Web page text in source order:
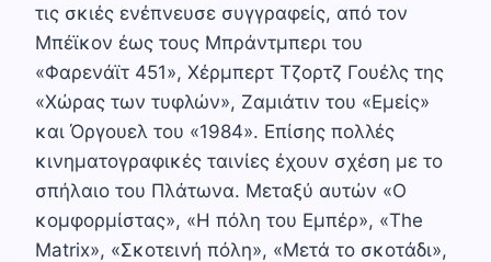
τις σκιές ενέπνευσε συγγραφείς, από τον
Μπέϊκον έως τους Μπράντμπερι του
«Φαρενάϊτ 451», Χέρμπερτ Τζορτζ Γουέλς της
«Χώρας των τυφλών», Ζαμιάτιν του «Εμείς»
και Όργουελ του «1984». Επίσης πολλές
κινηματογραφικές ταινίες έχουν σχέση με το
σπήλαιο του Πλάτωνα. Μεταξύ αυτών «Ο
κομφορμίστας», «Η πόλη του Εμπέρ», «The
Matrix», «Σκοτεινή πόλη», «Μετά το σκοτάδι»,